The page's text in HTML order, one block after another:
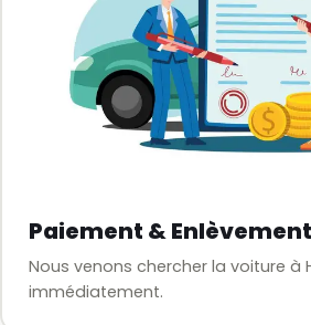
Paiement & Enlèvement
Nous venons chercher la voiture à
immédiatement.